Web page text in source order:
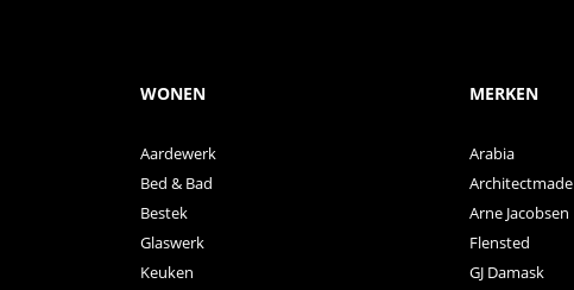
WONEN
Aardewerk
Bed & Bad
Bestek
Glaswerk
Keuken
MERKEN
Arabia
Architectmade
Arne Jacobsen
Flensted
GJ Damask